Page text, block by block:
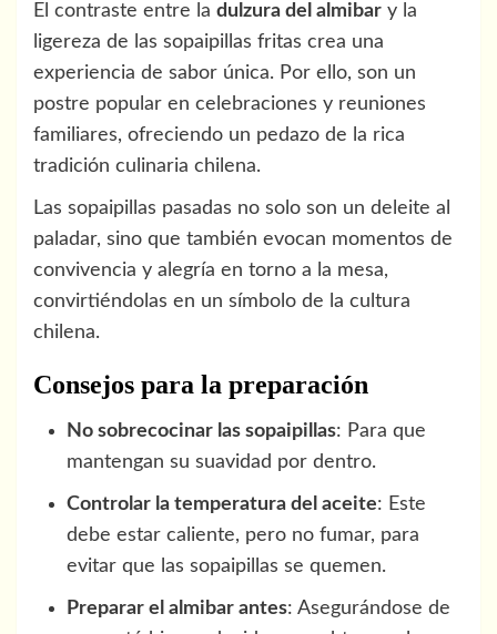
El contraste entre la dulzura del almibar y la
ligereza de las sopaipillas fritas crea una
experiencia de sabor única. Por ello, son un
postre popular en celebraciones y reuniones
familiares, ofreciendo un pedazo de la rica
tradición culinaria chilena.
Las sopaipillas pasadas no solo son un deleite al
paladar, sino que también evocan momentos de
convivencia y alegría en torno a la mesa,
convirtiéndolas en un símbolo de la cultura
chilena.
Consejos para la preparación
No sobrecocinar las sopaipillas: Para que
mantengan su suavidad por dentro.
Controlar la temperatura del aceite: Este
debe estar caliente, pero no fumar, para
evitar que las sopaipillas se quemen.
Preparar el almibar antes: Asegurándose de